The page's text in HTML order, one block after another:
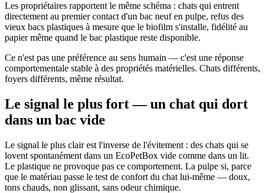
Les propriétaires rapportent le même schéma : chats qui entrent
directement au premier contact d'un bac neuf en pulpe, refus des
vieux bacs plastiques à mesure que le biofilm s'installe, fidélité au
papier même quand le bac plastique reste disponible.
Ce n'est pas une préférence au sens humain — c'est une réponse
comportementale stable à des propriétés matérielles. Chats différents,
foyers différents, même résultat.
Le signal le plus fort — un chat qui dort
dans un bac vide
Le signal le plus clair est l'inverse de l'évitement : des chats qui se
lovent spontanément dans un EcoPetBox vide comme dans un lit.
Le plastique ne provoque pas ce comportement. La pulpe si, parce
que le matériau passe le test de confort du chat lui-même — doux,
tons chauds, non glissant, sans odeur chimique.